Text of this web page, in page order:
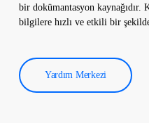
bir dokümantasyon kaynağıdır.
bilgilere hızlı ve etkili bir şekilde
Yardım Merkezi